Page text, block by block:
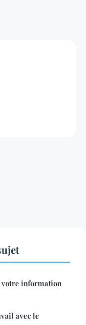
information
avec le